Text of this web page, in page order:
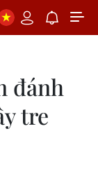
đánh
tre